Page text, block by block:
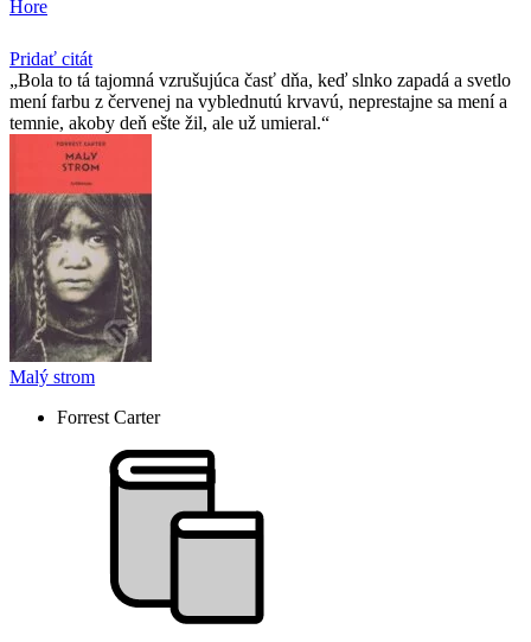
Hore
Pridať citát
Bola to tá tajomná vzrušujúca časť dňa, keď slnko zapadá a svetlo
mení farbu z červenej na vyblednutú krvavú, neprestajne sa mení a
temnie, akoby deň ešte žil, ale už umieral.
Malý strom
Forrest Carter